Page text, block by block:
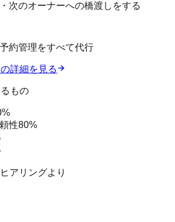
次のオーナーへの橋渡しをする
約管理をすべて代行
詳細を見る
もの
%
性80%
アリングより